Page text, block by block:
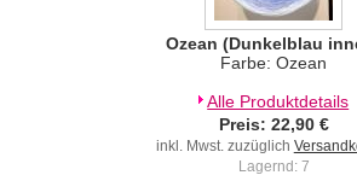
Ozean (Dunkelblau
Farbe: Ozean
Alle Produktdetails
Preis: 22,90 €
inkl. Mwst. zuzüglich
Lagernd: 7